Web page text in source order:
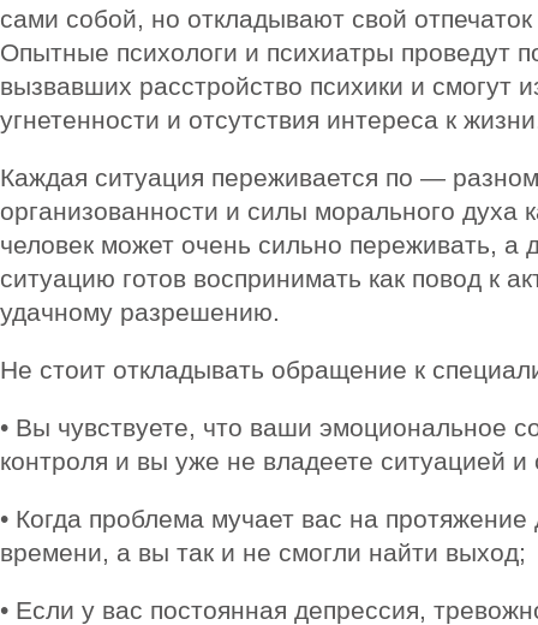
сами собой, но откладывают свой
Опытные психологи и психиатры проведут
вызвавших расстройство психики и смогут
угнетенности и отсутствия интереса к
Каждая ситуация переживается по —
организованности и силы морального духа
человек может очень сильно переживать, а
ситуацию готов воспринимать как повод к
удачному разрешению.
Не стоит откладывать обращение к
• Вы чувствуете, что ваши эмоциональное
контроля и вы уже не владеете ситуацией
• Когда проблема мучает вас на протяжение
времени, а вы так и не смогли найти выход;
• Если у вас постоянная депрессия,